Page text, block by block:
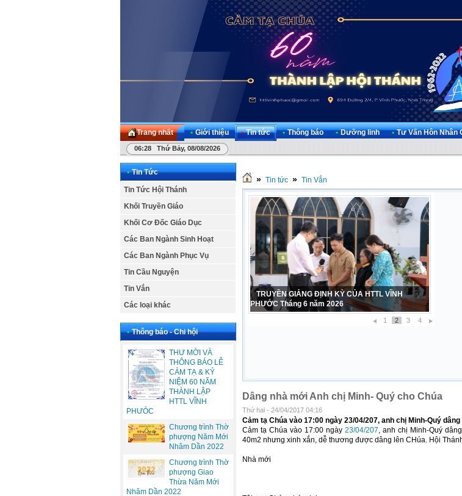
Trang nhất • Giới thiệu • Tin tức • Thông báo • Dưỡng linh • Tư Vấn Hôn Nhân
06:28 Thứ Bảy, 08/08/2026
• Tin Tức
Tin Tức Hội Thánh
Khối Truyền Giáo
Khối Cơ Đốc Giáo Dục
Các Ban Ngành Sinh Hoạt
Các Ban Ngành Phục Vụ
Tin Cầu Nguyện
Tin Vắn
Các loại khác
• Thông báo - Chi hội
THƯ MỜI VÀ
THÔNG BÁO LỄ
CẢM TẠ & KỶ
NIỆM 60 NĂM
THÀNH LẬP
HTTL VĨNH
PHƯÓC
Chương trình Thờ
phượng Năm Mới
Nhâm Dần 2022
Chương trình Thờ
phượng Giao
Thừa Năm Mới
Nhâm Dần 2022
» Tin tức » Tin Vắn
TRUYỀN GIẢNG ĐỊNH KỲ CỦA HTTL VĨNH
PHƯỚC Tháng 6 năm 2026
1 2 3 4
Dâng nhà mới Anh chị Minh- Quý cho Chúa
Thứ hai - 24/04/2017 04:16
Cảm tạ Chúa vào 17:00 ngày 23/04/207, anh chị Minh-Quý
Cảm tạ Chúa vào 17:00 ngày23/04/207, anh chị Minh-Quý
40m2 nhưng xinh xắn, dễ thương được dâng lên CHúa. Hội
Nhà mới